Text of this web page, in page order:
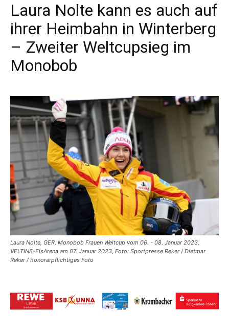
Laura Nolte kann es auch auf
ihrer Heimbahn in Winterberg
– Zweiter Weltcupsieg im
Monobob
Laura Nolte, GER, Monobob Frauen Weltcup vom 06. - 08. Januar 2023,
VELTINS-EisArena am 07. Januar 2023, Foto: Sportpresse Reker / Dietmar
Reker / honorarpflichtiges Foto